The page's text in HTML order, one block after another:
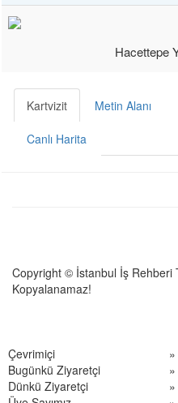
Hacettepe
Kartvizit Metin Alanı
Canlı Harita
Copyright © İstanbul İş Rehberi
Kopyalanamaz!
Çevrimiçi »
Bugünkü Ziyaretçi
»
Dünkü Ziyaretçi
»